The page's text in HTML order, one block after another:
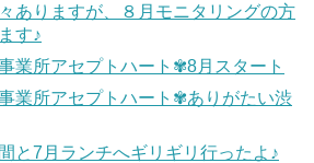
ありますが、８月モニタリングの方
す♪
業所アセプトハート✾8月スタート
業所アセプトハート✾ありがたい渋
と7月ランチへギリギリ行ったよ♪